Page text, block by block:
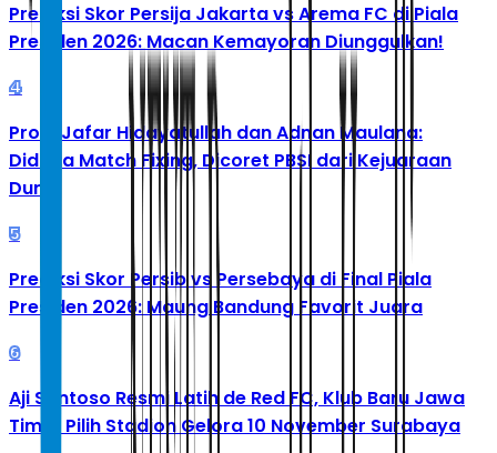
Prediksi Skor Persija Jakarta vs Arema FC di Piala
Presiden 2026: Macan Kemayoran Diunggulkan!
4
Profil Jafar Hidayatullah dan Adnan Maulana:
Diduga Match Fixing, Dicoret PBSI dari Kejuaraan
Dunia
5
Prediksi Skor Persib vs Persebaya di Final Piala
Presiden 2026: Maung Bandung Favorit Juara
6
Aji Santoso Resmi Latih de Red FC, Klub Baru Jawa
Timur Pilih Stadion Gelora 10 November Surabaya